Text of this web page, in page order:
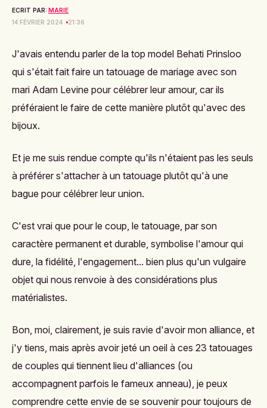
ECRIT PAR: MARIE
14 FÉVRIER 2024
21:36
J'avais entendu parler de la top model Behati Prinsloo
qui s'était fait faire un tatouage de mariage avec son
mari Adam Levine pour célébrer leur amour, car ils
préféraient le faire de cette manière plutôt qu'avec des
bijoux.
Et je me suis rendue compte qu'ils n'étaient pas les seuls
à préférer s'attacher à un tatouage plutôt qu'à une
bague pour célébrer leur union.
C'est vrai que pour le coup, le tatouage, par son
caractère permanent et durable, symbolise l'amour qui
dure, la fidélité, l'engagement... bien plus qu'un vulgaire
objet qui nous renvoie à des considérations plus
matérialistes.
Bon, moi, clairement, je suis ravie d'avoir mon alliance, et
j'y tiens, mais après avoir jeté un oeil à ces 23 tatouages
de couples qui tiennent lieu d'alliances (ou
accompagnent parfois le fameux anneau), je peux
comprendre cette envie de se souvenir pour toujours de